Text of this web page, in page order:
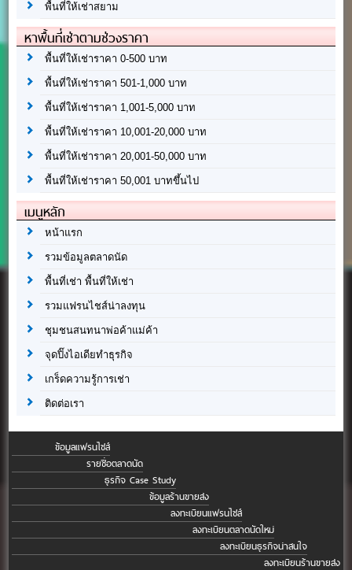
พื้นที่ให้เช่าสยาม
หาพื้นที่เช่าตามช่วงราคา
พื้นที่ให้เช่าราคา 0-500 บาท
พื้นที่ให้เช่าราคา 501-1,000 บาท
พื้นที่ให้เช่าราคา 1,001-5,000 บาท
พื้นที่ให้เช่าราคา 10,001-20,000 บาท
พื้นที่ให้เช่าราคา 20,001-50,000 บาท
พื้นที่ให้เช่าราคา 50,001 บาทขึ้นไป
เมนูหลัก
หน้าแรก
รวมข้อมูลตลาดนัด
พื้นที่เช่า พื้นที่ให้เช่า
รวมแฟรนไชส์น่าลงทุน
ชุมชนสนทนาพ่อค้าแม่ค้า
จุดปิ๊งไอเดียทำธุรกิจ
เกร็ดความรู้การเช่า
ติดต่อเรา
ข้อมูลแฟรนไชส์
รายชื่อตลาดนัด
ธุรกิจ Case Study
ข้อมูลร้านขายส่ง
ลงทะเบียนแฟรนไชส์
ลงทะเบียนตลาดนัดใหม่
ลงทะเบียนธุรกิจน่าสนใจ
ลงทะเบียนร้านขายส่ง